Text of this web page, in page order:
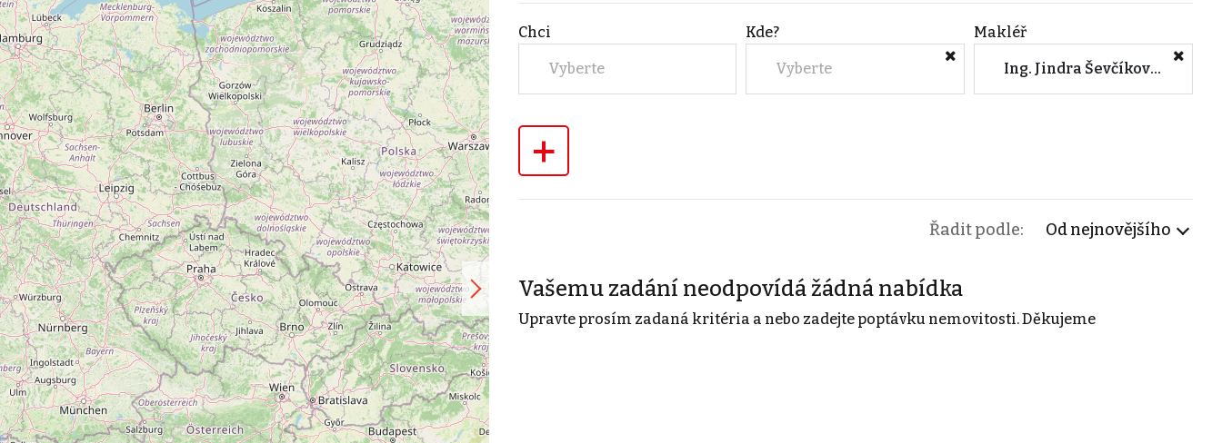
Chci
Vyberte
Kde?
Vyberte
Makléř
Ing. Jindra Ševčíková (Prodejme.to - Praha)
+
Řadit podle: Od nejnovějšího
Vašemu zadání neodpovídá žádná nabídka
Upravte prosím zadaná kritéria a nebo zadejte poptávku nemovitosti. Děkujeme